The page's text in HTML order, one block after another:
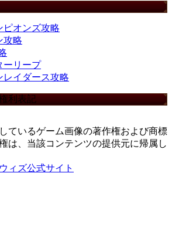
ピオンズ攻略
攻略
ーリープ
レイダース攻略
利表記
ているゲーム画像の著作権および商標
は、当該コンテンツの提供元に帰属し
ィズ公式サイト